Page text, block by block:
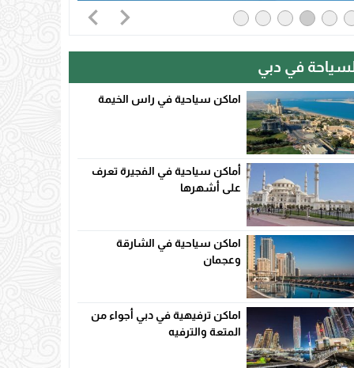
في دبي
اماكن سياحية في راس الخيمة
أماكن سياحية في الفجيرة تعرف
على أشهرها
اماكن سياحية في الشارقة
وعجمان
اماكن ترفيهية في دبي أجواء من
المتعة والترفيه